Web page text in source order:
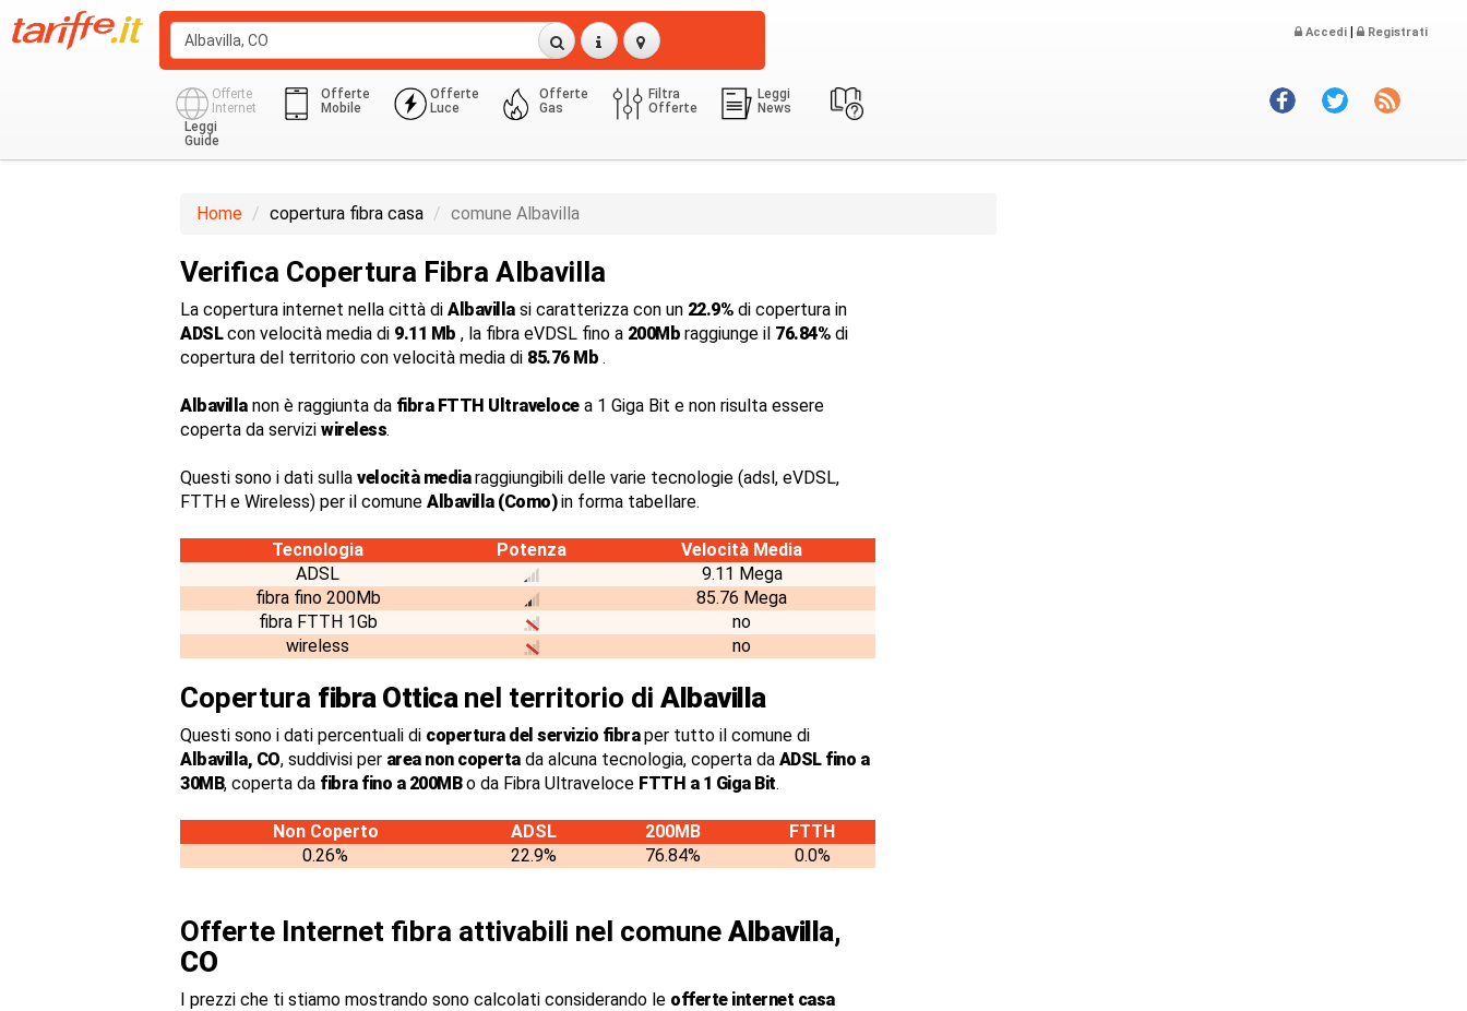
Accedi | Registrati
Offerte
Internet
Offerte
Mobile
Offerte
Luce
Offerte
Gas
Filtra
Offerte
Leggi
News
Leggi
Guide
Home copertura fibra casa comune Albavilla
Verifica Copertura Fibra Albavilla
La copertura internet nella città di Albavillasi caratterizza con un 22.9% di copertura in
ADSLcon velocità media di 9.11 Mb , la fibra eVDSL fino a 200Mb raggiunge il 76.84% di
copertura del territorio con velocità media di 85.76 Mb .
Albavillanon è raggiunta da fibra FTTH Ultravelocea 1 Giga Bit e non risulta essere
coperta da servizi wireless.
Questi sono i dati sulla velocità mediaraggiungibili delle varie tecnologie (adsl, eVDSL,
FTTH e Wireless) per il comune Albavilla (Como)in forma tabellare.
Tecnologia Potenza
Velocità Media
ADSL
9.11 Mega
fibra fino 200Mb
85.76 Mega
fibra FTTH 1Gb
no
wireless
no
Copertura fibra Otticanel territorio di Albavilla
Questi sono i dati percentuali di copertura del servizio fibraper tutto il comune di
Albavilla, CO, suddivisi per area non copertada alcuna tecnologia, coperta da ADSL fino a
30MB, coperta da fibra fino a 200MBo da Fibra Ultraveloce FTTH a 1 Giga Bit.
Non Coperto ADSL 200MB
FTTH
0.26%
22.9% 76.84% 0.0%
Offerte Internet fibra attivabili nel comune Albavilla,
CO
I prezzi che ti stiamo mostrando sono calcolati considerando le offerte internet casa